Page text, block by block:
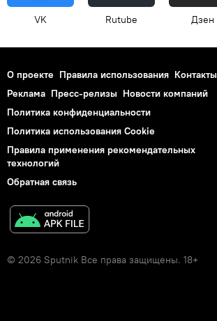
VK Rutube Дзен
О проекте Правила использования Контакты
Реклама Пресс-релизы Новости компаний
Политика конфиденциальности
Политика использования Cookie
Правила применения рекомендательных
технологий
Обратная связь
© 2026 Sputnik Все права защищены. 18+